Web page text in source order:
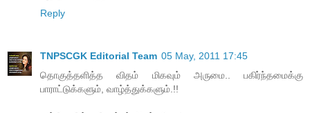
Reply
TNPSCGK Editorial Team 05 May, 2011 17:45
தொகுத்தளித்த விதம் மிகவும் அருமை.. பகிர்ந்தமைக்கு
பாராட்டுக்களும், வாழ்த்துக்களும்.!!